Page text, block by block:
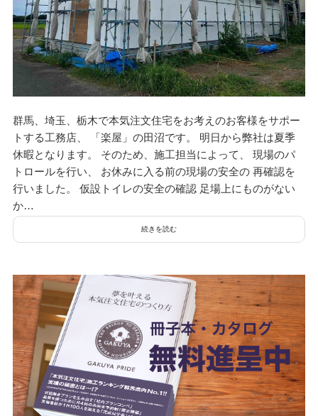
群馬、埼玉、栃木で本気注文住宅をお考えのお客様をサポー
トする工務店、 「楽屋」の田沼です。 明日から弊社は夏季
休暇となります。 そのため、施工担当によって、 現場のパ
トロールを行い、 お休みに入る前の現場の安全の 再確認を
行いました。 仮設トイレの安全の確認 足場上にものがない
か…
続きを読む
検
索:
検
索